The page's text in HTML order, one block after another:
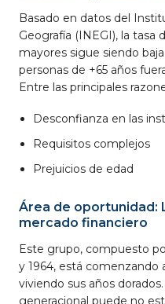
Basado en datos del
Geografía (INEGI), la tasa
mayores sigue siendo
personas de +65 años
Entre las principales
Desconfianza en las
Requisitos complejos
Prejuicios de edad
Área de oportunidad:
mercado financiero
Este grupo, compuesto
y 1964, está comenzando
viviendo sus años
generacional puede no